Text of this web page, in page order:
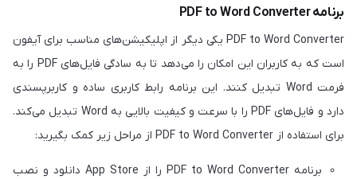
برنامه PDF to Word Converter
PDF to Word Converter یکی دیگر از اپلیکیشن‌های مناسب برای آیفون
است که به کاربران این امکان را می‌دهد تا به سادگی فایل‌های PDF را به
فرمت Word تبدیل کنند. این برنامه رابط کاربری ساده و کاربرپسندی
دارد و فایل‌های PDF را با سرعت و کیفیت بالایی به Word تبدیل می‌کند.
برای استفاده از PDF to Word Converter از مراحل زیر کمک بگیرید:
برنامه PDF to Word Converter را از App Store دانلود و نصب